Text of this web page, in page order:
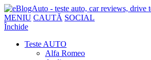
MENIU CAUTĂ SOCIAL
Închide
Teste AUTO
Alfa Romeo